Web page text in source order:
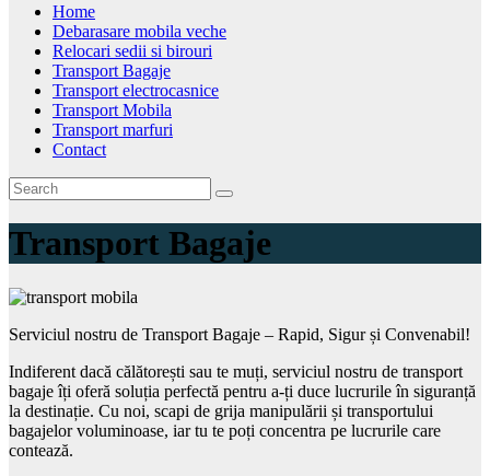
Home
Debarasare mobila veche
Relocari sedii si birouri
Transport Bagaje
Transport electrocasnice
Transport Mobila
Transport marfuri
Contact
Transport Bagaje
Serviciul nostru de Transport Bagaje – Rapid, Sigur și Convenabil!
Indiferent dacă călătorești sau te muți, serviciul nostru de transport
bagaje îți oferă soluția perfectă pentru a-ți duce lucrurile în siguranță
la destinație. Cu noi, scapi de grija manipulării și transportului
bagajelor voluminoase, iar tu te poți concentra pe lucrurile care
contează.